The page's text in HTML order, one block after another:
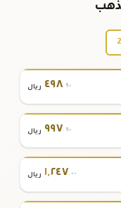
٤٩٨.٩٠ ريال
٩٩٧.٩٠ ريال
١,٢٤٧.٠٠ ريال